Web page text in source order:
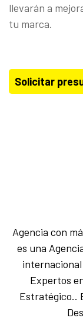
llevarán a
tu marca.
Solicitar
Agencia con
es una
internacional
Expertos
Estratégico..